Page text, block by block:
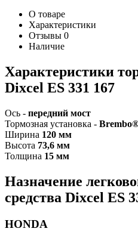
О товаре
Характеристики
Отзывы 0
Наличие
Характеристики т
Dixcel ES 331 167
Ось - передний мост
Тормозная установка -
Ширина 120 мм
Высота 73,6 мм
Толщина 15 мм
Назначение
средства Dixcel ES
HONDA